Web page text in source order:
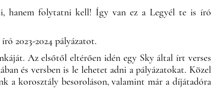
hanem folytatni kell! Így van ez a Legyél te is író
2023-2024 pályázatot.
Az elsőtől eltérően idén egy Sky által írt verses
és versben is le lehetet adni a pályázatokat. Közel
a korosztály besoroláson, valamint már a díjátadóra